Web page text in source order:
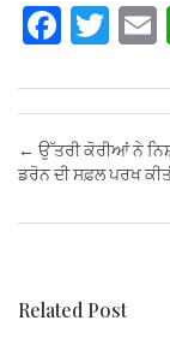
F
ce
b
o
o
T
tt
er
Post navigation
← ਉੱਤਰੀ ਕੋਰੀਆਂ ਨੇ
ਡਰੋਨ ਦੀ ਸਫ਼ਲ ਪਰਖ
Related Post